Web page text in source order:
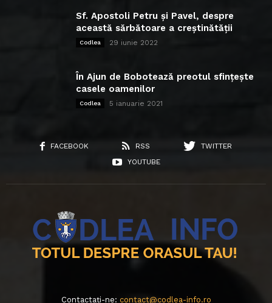
Sf. Apostoli Petru și Pavel, despre
această sărbătoare a creștinătății
Codlea 29 iunie 2022
În Ajun de Bobotează preotul sfințește
casele oamenilor
Codlea 5 ianuarie 2021
FACEBOOK RSS
TWITTER
YOUTUBE
Contactați-ne: contact@codlea-info.ro